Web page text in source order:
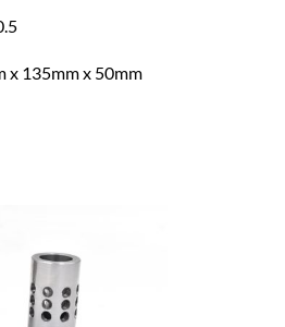
x 135mm x 50mm